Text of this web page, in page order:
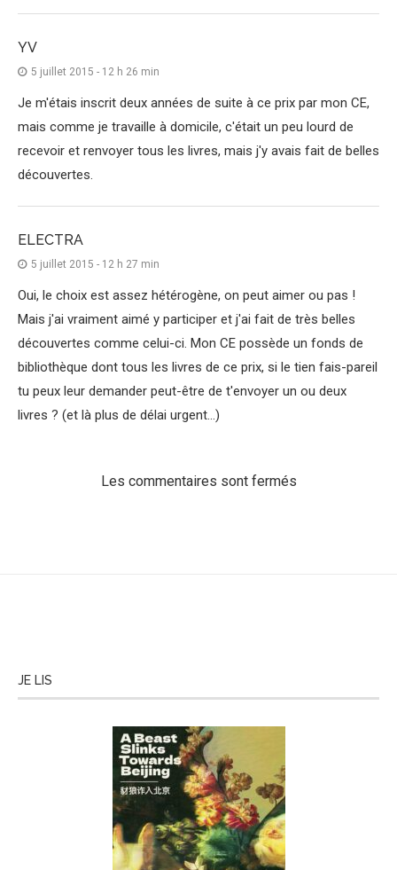
YV
5 juillet 2015 - 12 h 26 min
Je m'étais inscrit deux années de suite à ce prix par mon CE,
mais comme je travaille à domicile, c'était un peu lourd de
recevoir et renvoyer tous les livres, mais j'y avais fait de belles
découvertes.
ELECTRA
5 juillet 2015 - 12 h 27 min
Oui, le choix est assez hétérogène, on peut aimer ou pas !
Mais j'ai vraiment aimé y participer et j'ai fait de très belles
découvertes comme celui-ci. Mon CE possède un fonds de
bibliothèque dont tous les livres de ce prix, si le tien fais-pareil
tu peux leur demander peut-être de t'envoyer un ou deux
livres ? (et là plus de délai urgent…)
Les commentaires sont fermés
JE LIS